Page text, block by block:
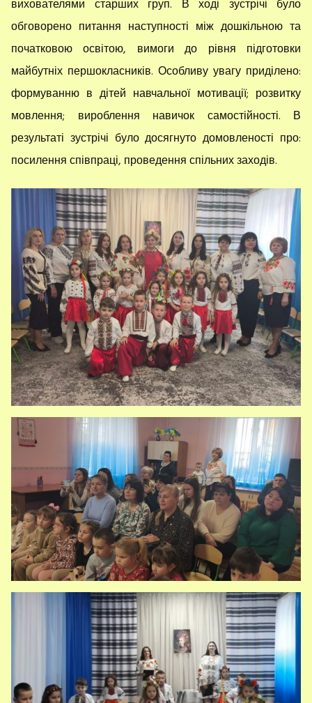
вихователями старших груп. В ході зустрічі було
обговорено питання наступності між дошкільною та
початковою освітою, вимоги до рівня підготовки
майбутніх першокласників. Особливу увагу приділено:
формуванню в дітей навчальної мотивації; розвитку
мовлення; вироблення навичок самостійності. В
результаті зустрічі було досягнуто домовленості про:
посилення співпраці, проведення спільних заходів.